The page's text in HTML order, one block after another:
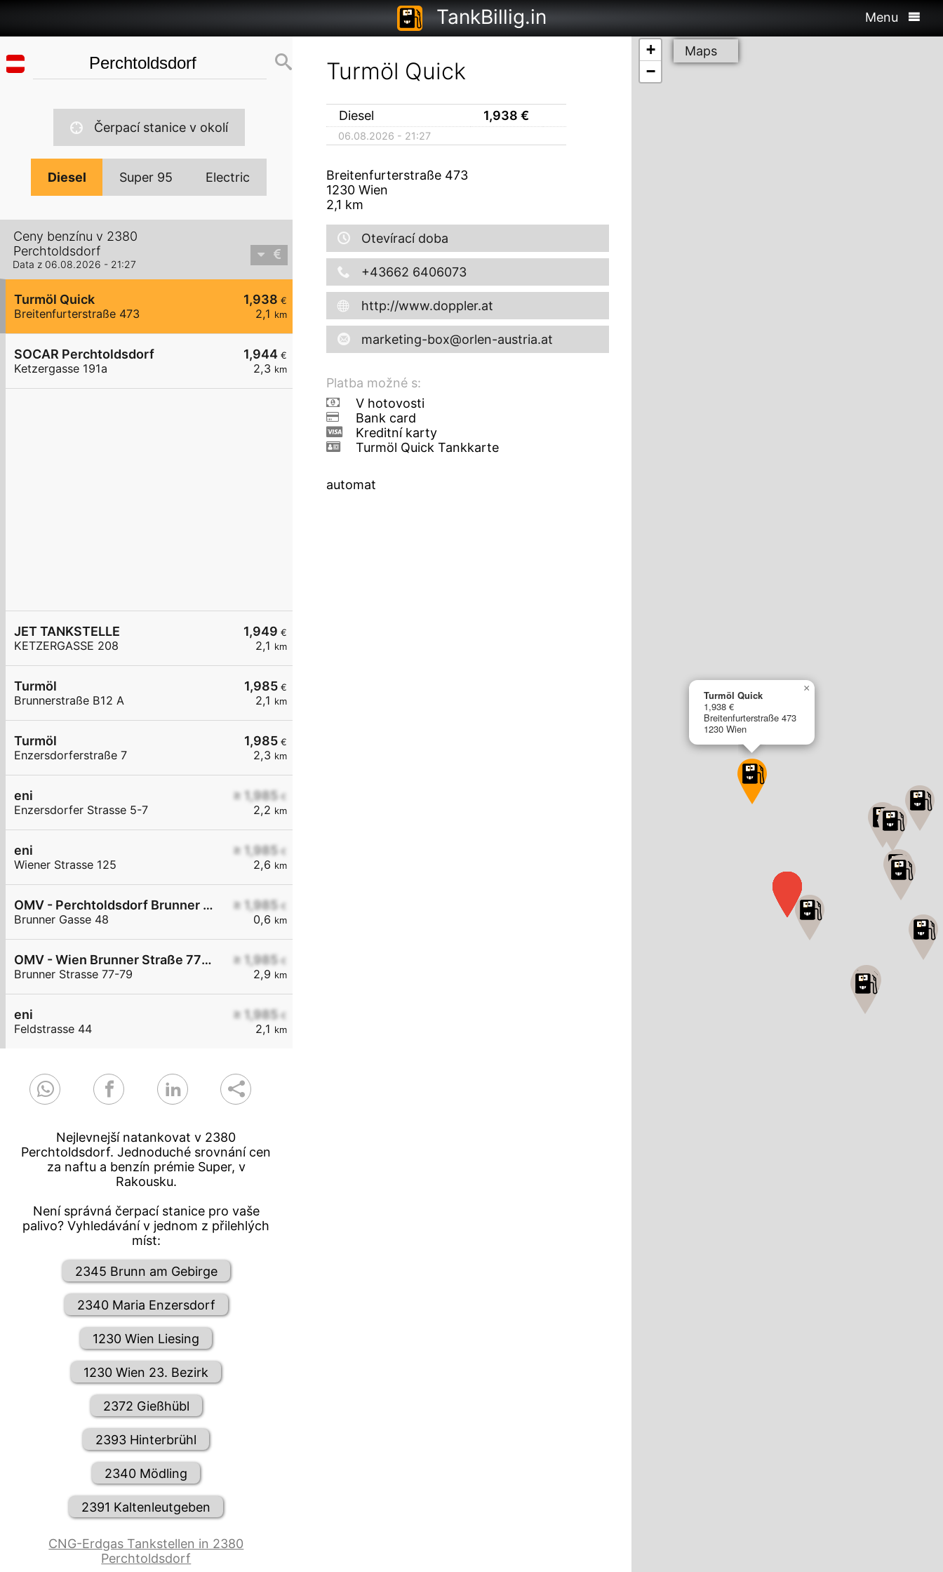
TankBillig.in Menu
Čerpací stanice v okolí
Diesel Super 95 Electric
Ceny benzínu v 2380
Perchtoldsdorf
Data z 06.08.2026 - 21:27
1,938 €
2,1 km
Turmöl Quick
Breitenfurterstraße 473
1,944 €
2,3 km
SOCAR Perchtoldsdorf
Ketzergasse 191a
1,949 €
2,1 km
JET TANKSTELLE
KETZERGASSE 208
1,985 €
2,1 km
Turmöl
Brunnerstraße B12 A
1,985 €
2,3 km
Turmöl
Enzersdorferstraße 7
≥ 1,985 €
2,2 km
eni
Enzersdorfer Strasse 5-7
≥ 1,985 €
2,6 km
eni
Wiener Strasse 125
≥ 1,985 €
0,6 km
OMV - Perchtoldsdorf Brunner Gasse 48
Brunner Gasse 48
≥ 1,985 €
2,9 km
OMV - Wien Brunner Straße 77-79
Brunner Strasse 77-79
≥ 1,985 €
2,1 km
eni
Feldstrasse 44
Nejlevnejší natankovat v 2380
Perchtoldsdorf. Jednoduché srovnání cen
za naftu a benzín prémie Super, v
Rakousku.
Není správná čerpací stanice pro vaše
palivo? Vyhledávání v jednom z přilehlých
míst:
2345 Brunn am Gebirge
2340 Maria Enzersdorf
1230 Wien Liesing
1230 Wien 23. Bezirk
2372 Gießhübl
2393 Hinterbrühl
2340 Mödling
2391 Kaltenleutgeben
CNG-Erdgas Tankstellen in 2380
Perchtoldsdorf
Turmöl Quick
Diesel 1,938 €
06.08.2026 - 21:27
Breitenfurterstraße 473
1230 Wien
2,1 km
Otevírací doba
+43662 6406073
http://www.doppler.at
marketing-box@orlen-austria.at
Platba možné s:
V hotovosti
Bank card
Kreditní karty
Turmöl Quick Tankkarte
automat
Turmöl Quick
1,938 €
Breitenfurterstraße 473
1230 Wien
×
+
−
Maps